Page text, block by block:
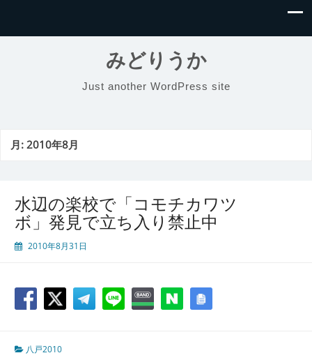
みどりうか
Just another WordPress site
月:2010年8月
水辺の楽校で「コモチカワツ
ボ」発見で立ち入り禁止中
2010年8月31日
八戸2010